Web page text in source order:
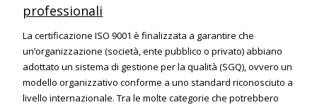
professionali
La certificazione ISO 9001 è finalizzata a garantire che
un’organizzazione (società, ente pubblico o privato) abbiano
adottato un sistema di gestione per la qualità (SGQ), ovvero un
modello organizzativo conforme a uno standard riconosciuto a
livello internazionale. Tra le molte categorie che potrebbero